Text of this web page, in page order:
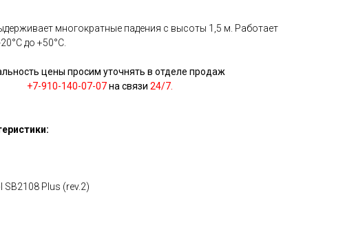
многократные падения с высоты 1,5 м. Работает
до +50°С.
цены просим уточнять в отделе продаж
+7-910-140-07-07на связи 24/7.
Plus (rev.2)